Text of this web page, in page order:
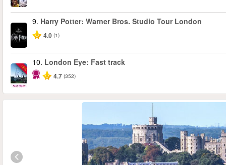
9. Harry Potter: Warner Bros. Studio Tour London
4.0 (1)
-15%
10. London Eye: Fast track
4.7 (352)